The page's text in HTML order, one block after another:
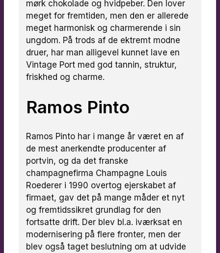
mørk chokolade og hvidpeber. Den lover
meget for fremtiden, men den er allerede
meget harmonisk og charmerende i sin
ungdom. På trods af de ektremt modne
druer, har man alligevel kunnet lave en
Vintage Port med god tannin, struktur,
friskhed og charme.
Ramos Pinto
Ramos Pinto har i mange år været en af
de mest anerkendte producenter af
portvin, og da det franske
champagnefirma Champagne Louis
Roederer i 1990 overtog ejerskabet af
firmaet, gav det på mange måder et nyt
og fremtidssikret grundlag for den
fortsatte drift. Der blev bl.a. iværksat en
modernisering på flere fronter, men der
blev også taget beslutning om at udvide